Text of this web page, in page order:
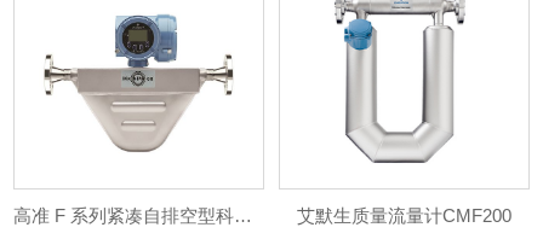
高准 F 系列紧凑自排空型科里奥利流量和密度计 艾默生质量流量计CMF200